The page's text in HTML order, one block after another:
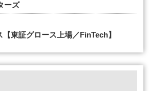
ーズ
東証グロース上場／FinTech】